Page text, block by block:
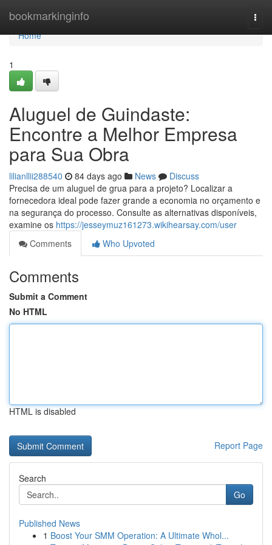
bookmarkinginfo
Home
Home
1
Aluguel de Guindaste:
Encontre a Melhor Empresa
para Sua Obra
lilianllii288540 84 days ago News
Discuss
Precisa de um aluguel de grua para a projeto? Localizar a
fornecedora ideal pode fazer grande a economia no orçamento e
na segurança do processo. Consulte as alternativas disponíveis,
examine os https://jesseymuz161273.wikihearsay.com/user
Comments
Who Upvoted
Comments
Submit a Comment
No HTML
HTML is disabled
Report Page
Search
Go
Published News
1 Boost Your SMM Operation: A Ultimate Whol...